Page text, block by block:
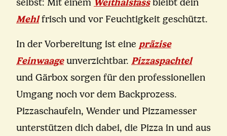
selbst: Mit einem Weithalsfassbleibt dein
Mehlfrisch und vor Feuchtigkeit geschützt.
In der Vorbereitung ist eine präzise
Feinwaageunverzichtbar. Pizzaspachtel
und Gärbox sorgen für den professionellen
Umgang noch vor dem Backprozess.
Pizzaschaufeln, Wender und Pizzamesser
unterstützen dich dabei, die Pizza in und aus